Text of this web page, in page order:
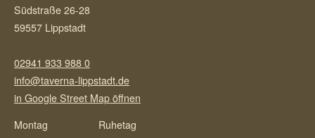
Südstraße 26-28
59557 Lippstadt
02941 933 988 0
info@taverna-lippstadt.de
in Google Street Map öffnen
Montag
Ruhetag